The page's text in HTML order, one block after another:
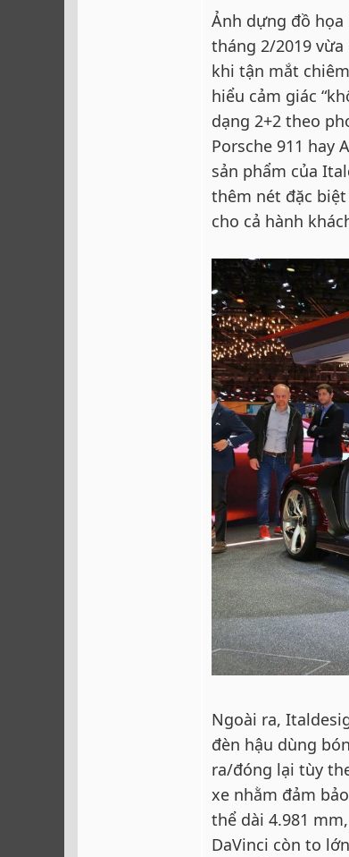
Ảnh dựng đồ
tháng 2/2019
khi tận mắt
hiểu cảm giác
dạng 2+2 theo
Porsche 911 hay
sản phẩm của
thêm nét đặc
cho cả hành
Ngoài ra,
đèn hậu dùng
ra/đóng lại tùy
xe nhằm đảm
thể dài 4.981
DaVinci còn to